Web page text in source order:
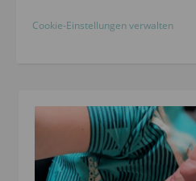
Cookie-Einstellungen verwalten